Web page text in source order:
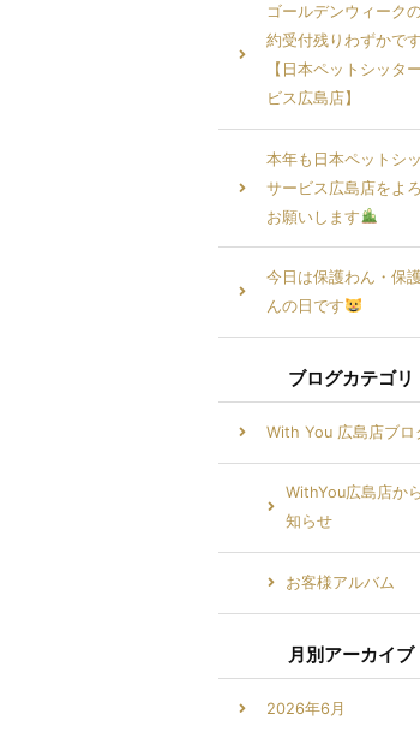
ゴールデンウィーク
約受付残りわずかです
【日本ペットシッタ
ビス広島店】
本年も日本ペットシ
サービス広島店をよ
お願いします
今日は保護わん・保
んの日です
ブログカテゴリ
With You 広島店ブロ
WithYou広島店か
知らせ
お客様アルバム
月別アーカイブ
2026年6月